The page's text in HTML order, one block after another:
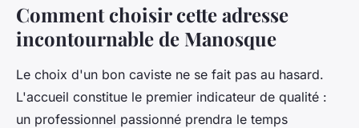
Comment choisir cette adresse
incontournable de Manosque
Le choix d'un bon caviste ne se fait pas au hasard.
L'accueil constitue le premier indicateur de qualité :
un professionnel passionné prendra le temps